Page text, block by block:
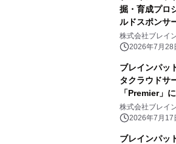
掘・育成プロ
ルドスポンサ
発課題で異能
株式会社ブレイ
2026年7月28
ブレインパッ
タクラウドサ
「Premier」
株式会社ブレイ
2026年7月17
ブレインパッ